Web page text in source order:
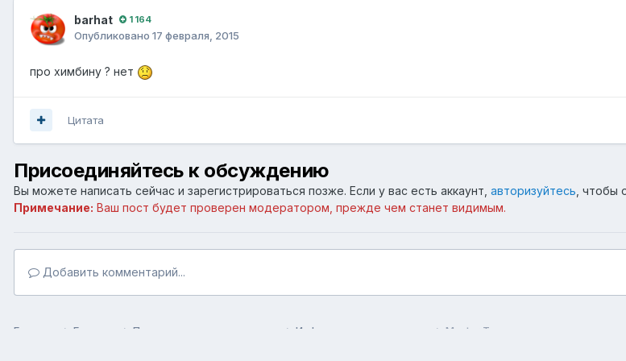
barhat 1 164
Опубликовано 17 февраля, 2015
про химбину ? нет
Цитата
Присоединяйтесь к обсуждению
Вы можете написать сейчас и зарегистрироваться позже. Если у вас есть аккаунт, авторизуйтесь , чтобы
Примечание: Ваш пост будет проверен модератором, прежде чем станет видимым.
Добавить комментарий...
Главная Галерея Пользовательские галереи Информация в картинках Master Toma тут на острове